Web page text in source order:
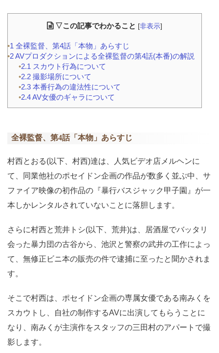
▽この記事でわかること [非表示]
1 全裸監督、第4話「本物」あらすじ
2AVプロダクションによる全裸監督の第4話(本番)の解説
2.1 スカウト行為について
2.2 撮影場所について
2.3 本番行為の違法性について
2.4AV女優のギャラについて
全裸監督、第4話「本物」あらすじ
村西とおる(以下、村西)達は、人気ビデオ店メルヘンに
て、同業他社のポセイドン企画の作品が数多く並ぶ中、サ
ファイア映像の初作品の『暴行バスジャック甲子園』が一
本しかレンタルされていないことに落胆します。
さらに村西と荒井トシ(以下、荒井)は、居酒屋でバッタリ
会った暴力団の古谷から、池沢と警察の武井の工作によっ
て、無修正ビニ本の販売の件で逮捕に至ったと聞かされま
す。
そこで村西は、ポセイドン企画の専属女優である南みくを
スカウトし、自社の制作するAVに出演してもらうことに
なり、南みくが主演作をスタッフの三田村のアパートで撮
影します。